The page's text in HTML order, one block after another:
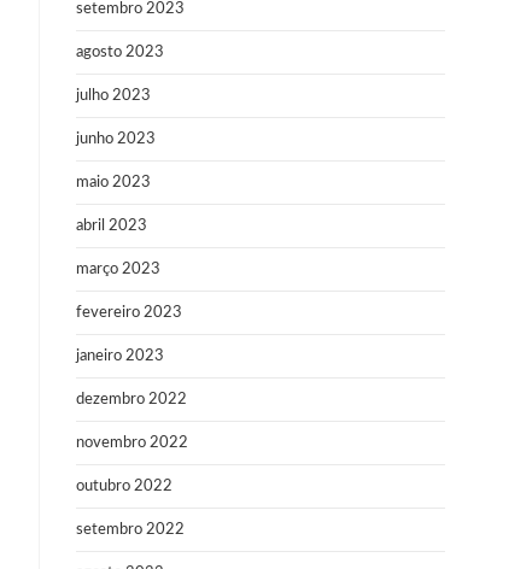
setembro 2023
agosto 2023
julho 2023
junho 2023
maio 2023
abril 2023
março 2023
fevereiro 2023
janeiro 2023
dezembro 2022
novembro 2022
outubro 2022
setembro 2022